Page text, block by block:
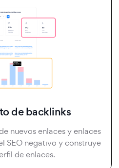
de backlinks
nuevos enlaces y enlaces
SEO negativo y construye
de enlaces.